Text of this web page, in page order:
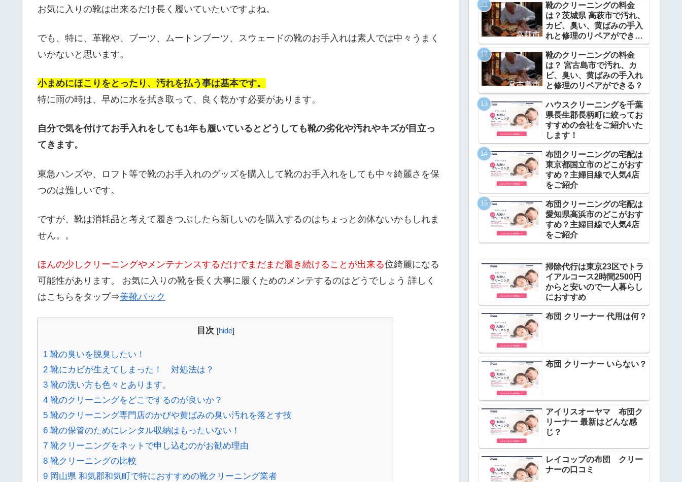
お気に入りの靴は出来るだけ長く履いていたいですよね。
でも、特に、革靴や、ブーツ、ムートンブーツ、スウェードの靴のお手入れは素人では中々うまく
いかないと思います。
小まめにほこりをとったり、汚れを払う事は基本です。
特に雨の時は、早めに水を拭き取って、良く乾かす必要があります。
自分で気を付けてお手入れをしても1年も履いているとどうしても靴の劣化や汚れやキズが目立っ
てきます。
東急ハンズや、ロフト等で靴のお手入れのグッズを購入して靴のお手入れをしても中々綺麗さを保
つのは難しいです。
ですが、靴は消耗品と考えて履きつぶしたら新しいのを購入するのはちょっと勿体ないかもしれま
せん。。
ほんの少しクリーニングやメンテナンスするだけでまだまだ履き続けることが出来る位綺麗になる
可能性があります。 お気に入りの靴を長く大事に履くためのメンテするのはどうでしょう 詳しく
はこちらをタップ⇒美靴パック
目次 [hide]
1 靴の臭いを脱臭したい！
2 靴にカビが生えてしまった！ 対処法は？
3 靴の洗い方も色々とあります。
4 靴のクリーニングをどこでするのが良いか？
5 靴のクリーニング専門店のかびや黄ばみの臭い汚れを落とす技
6 靴の保管のためにレンタル収納はもったいない！
7 靴クリーニングをネットで申し込むのがお勧め理由
8 靴クリーニングの比較
9 岡山県 和気郡和気町で特におすすめの靴クリーニング業者
靴のクリーニングの料金
は？茨城県 高萩市で汚れ、
カビ、臭い、黄ばみの手入
れと修理のリペアができ
る？
靴のクリーニングの料金
は？ 宮古島市で汚れ、カ
ビ、臭い、黄ばみの手入れ
と修理のリペアができる？
ハウスクリーニングを千葉
県長生郡長柄町に絞ってお
すすめの会社をご紹介いた
します！
布団クリーニングの宅配は
東京都国立市のどこがおす
すめ？主婦目線で人気4店
をご紹介
布団クリーニングの宅配は
愛知県高浜市のどこがおす
すめ？主婦目線で人気4店
をご紹介
掃除代行は東京23区でトラ
イアルコース2時間2500円
からと安いので一人暮らし
におすすめ
布団 クリーナー 代用は何？
布団 クリーナー いらない？
アイリスオーヤマ 布団ク
リーナー 最新はどんな感
じ？
レイコップの布団 クリー
ナーの口コミ